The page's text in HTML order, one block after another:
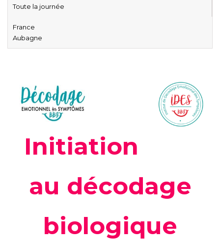
Toute la journée
France
Aubagne
Initiation
au décodage
biologique